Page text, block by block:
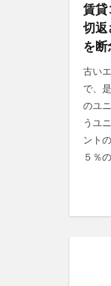
賃貸
切返
を断
古い
で、
のユ
うユ
ント
５％